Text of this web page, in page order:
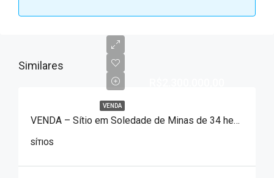
Similares
VENDA
VENDA – Sítio em Soledade de Minas de 34 hectares!!!
SÍTIOS